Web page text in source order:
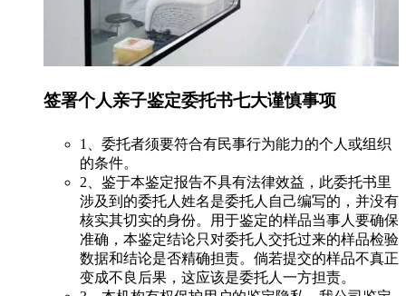
签署个人亲子鉴定委托书七大谨慎事项
1、委托者须要符合有民事行为能力的个人或组织
的条件。
2、鉴于本鉴定报告不具有法律效益，此委托书里
涉及到的委托人姓名是委托人自己编写的，并没有
核实其切实的身份。用于鉴定的样品当事人要确保
准确，本鉴定结论只对委托人交托过来的样品检验
数据和结论是否精确担责。倘若提交的样品不真正
变成不良后果，这应该是委托人一方担责。